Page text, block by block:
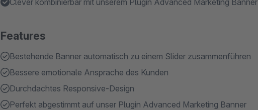
Clever kombinierbar mit unserem Plugin Advanced Marketing Banner
Features
Bestehende Banner automatisch zu einem Slider zusammenführen
Bessere emotionale Ansprache des Kunden
Durchdachtes Responsive-Design
Perfekt abgestimmt auf unser Plugin Advanced Marketing Banner